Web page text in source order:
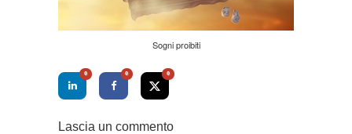
Sogni proibiti
0 0 0
Lascia un commento